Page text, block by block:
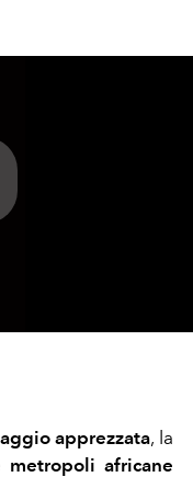
apprezzata, la
africane